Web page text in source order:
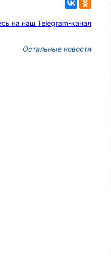
на наш Telegram-канал
Остальные новости